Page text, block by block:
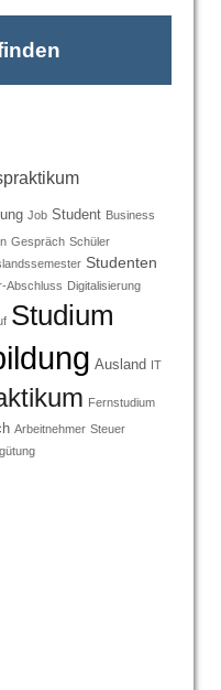
Job Student Business
Gespräch Schüler
Studenten
Abschluss Digitalisierung
Studium
Ausland IT
Fernstudium
Arbeitnehmer Steuer